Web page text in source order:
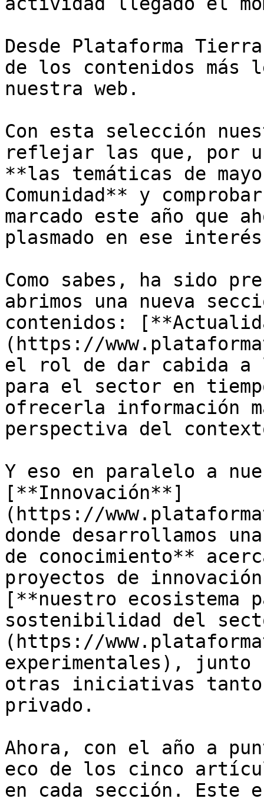
Desde Plataforma
de los contenidos más
nuestra web.
Con esta selección
reflejar las que, por
**las temáticas de
Comunidad** y
marcado este año que
plasmado en ese
Como sabes, ha sido
abrimos una nueva
contenidos:
(https://
el rol de dar cabida a
para el sector en
ofrecerla información
perspectiva del
Y eso en paralelo a
[**Innovación**]
(https://
donde desarrollamos
de conocimiento**
proyectos de
[**nuestro
sostenibilidad del
(https://
experimentales), junto
otras iniciativas tanto
privado.
Ahora, con el año a
eco de los cinco
en cada sección. Este